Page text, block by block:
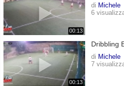
00:13
di Michele
6
00:13
Dribbling
di Michele
7